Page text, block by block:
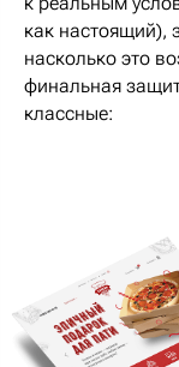
как настоящий),
насколько это
финальная
классные: